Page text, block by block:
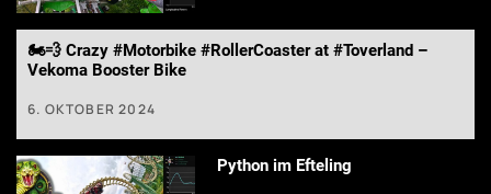
🏍️💨 Crazy #Motorbike #RollerCoaster at #Toverland –
Vekoma Booster Bike
6. OKTOBER 2024
Python im Efteling